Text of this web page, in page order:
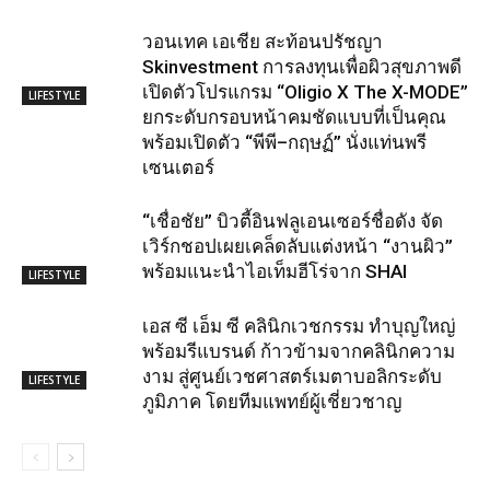
LIFESTYLE
วอนเทค เอเชีย สะท้อนปรัชญา
Skinvestment การลงทุนเพื่อผิวสุขภาพดี
เปิดตัวโปรแกรม “Oligio X The X-MODE”
ยกระดับกรอบหน้าคมชัดแบบที่เป็นคุณ
พร้อมเปิดตัว “พีพี–กฤษฏ์” นั่งแท่นพรี
เซนเตอร์
LIFESTYLE
“เชื่อชัย” บิวตี้อินฟลูเอนเซอร์ชื่อดัง จัด
เวิร์กชอปเผยเคล็ดลับแต่งหน้า “งานผิว”
พร้อมแนะนำไอเท็มฮีโร่จาก SHAI
LIFESTYLE
เอส ซี เอ็ม ซี คลินิกเวชกรรม ทำบุญใหญ่
พร้อมรีแบรนด์ ก้าวข้ามจากคลินิกความ
งาม สู่ศูนย์เวชศาสตร์เมตาบอลิกระดับ
ภูมิภาค โดยทีมแพทย์ผู้เชี่ยวชาญ